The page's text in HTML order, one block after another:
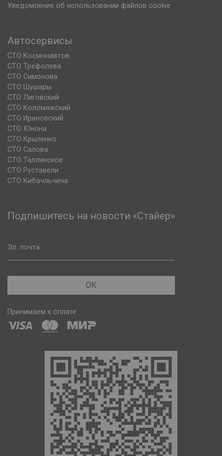
Уведомление об использовании файлов cookie
Автосервисы
СТО Космонавтов
СТО Трефолева
СТО Симонова
СТО Шушары
СТО Лиговский
СТО Коломяжский
СТО Ириновский
СТО Юнона
СТО Крыленко
СТО Салова
СТО Таллинское
СТО Руставели
СТО Кибачльчича
Подпишитесь на новости «Стайер»
Эл. почта
ОК
Принимаем к оплате: